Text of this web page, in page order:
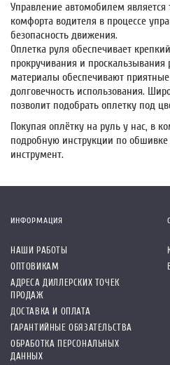
Управление автомобилем является
комфорта водителя в процессе
безопасность движения.
Оплетка руля обеспечивает
прокручивания и проскальзывания
материалы обеспечивают
долговечность использования.
позволит подобрать оплетку под
Покупая оплётку на руль у нас, в
подробную инструкции по
инструмент.
ИНФОРМАЦИЯ
НАШИ РАБОТЫ
ОПТОВИКАМ
АДРЕСА ДИЛЛЕРСКИХ ТОЧЕК
ПРОДАЖ
ДОСТАВКА И ОПЛАТА
ГАРАНТИЙНЫЕ ОБЯЗАТЕЛЬСТВА
ОБРАБОТКА ПЕРСОНАЛЬНЫХ
ДАННЫХ